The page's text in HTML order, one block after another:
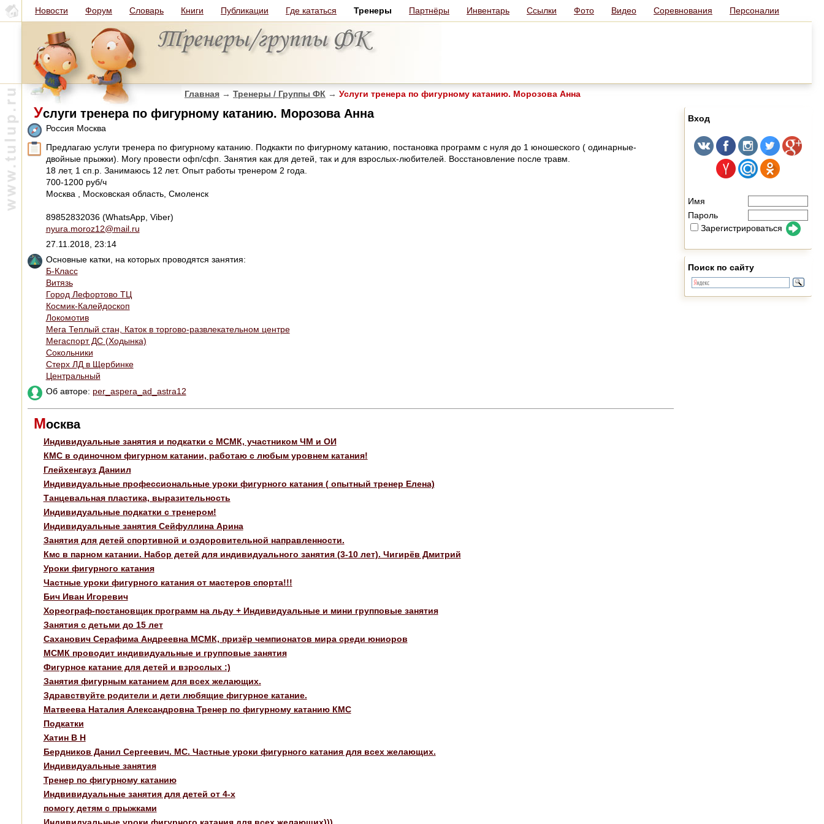
Новости Форум Словарь Книги Публикации Где кататься Тренеры Партнёры Инвентарь Ссылки Фото Видео Соревнования Персоналии
Главная → Тренеры / Группы ФК → Услуги тренера по фигурному катанию. Морозова Анна
Услуги тренера по фигурному катанию. Морозова Анна
Россия Москва
Предлагаю услуги тренера по фигурному катанию. Подкакти по фигурному катанию, постановка программ с нуля до 1 юношеского ( одинарные-
двойные прыжки). Могу провести офп/сфп. Занятия как для детей, так и для взрослых-любителей. Восстановление после травм.
18 лет, 1 сп.р. Занимаюсь 12 лет. Опыт работы тренером 2 года.
700-1200 руб/ч
Москва , Московская область, Смоленск
89852832036 (WhatsApp, Viber)
nyura.moroz12@mail.ru
27.11.2018, 23:14
Основные катки, на которых проводятся занятия:
Б-Класс
Витязь
Город Лефортово ТЦ
Космик-Калейдоскоп
Локомотив
Мега Теплый стан, Каток в торгово-развлекательном центре
Мегаспорт ДС (Ходынка)
Сокольники
Стерх ЛД в Щербинке
Центральный
Об авторе: per_aspera_ad_astra12
Москва
Индивидуальные занятия и подкатки с МСМК, участником ЧМ и ОИ
КМС в одиночном фигурном катании, работаю с любым уровнем катания!
Глейхенгауз Даниил
Индивидуальные профессиональные уроки фигурного катания ( опытный тренер Елена)
Танцевальная пластика, выразительность
Индивидуальные подкатки с тренером!
Индивидуальные занятия Сейфуллина Арина
Занятия для детей спортивной и оздоровительной направленности.
Кмс в парном катании. Набор детей для индивидуального занятия (3-10 лет). Чигирёв Дмитрий
Уроки фигурного катания
Частные уроки фигурного катания от мастеров спорта!!!
Бич Иван Игоревич
Хореограф-постановщик программ на льду + Индивидуальные и мини групповые занятия
Занятия с детьми до 15 лет
Саханович Серафима Андреевна МСМК, призёр чемпионатов мира среди юниоров
МСМК проводит индивидуальные и групповые занятия
Фигурное катание для детей и взрослых :)
Занятия фигурным катанием для всех желающих.
Здравствуйте родители и дети любящие фигурное катание.
Матвеева Наталия Александровна Тренер по фигурному катанию КМС
Подкатки
Хатин В Н
Бердников Данил Сергеевич. МС. Частные уроки фигурного катания для всех желающих.
Индивидуальные занятия
Тренер по фигурному катанию
Индвивидуальные занятия для детей от 4-х
помогу детям с прыжками
Индивидуальные уроки фигурного катания для всех желающих)))
Вход
Имя
Пароль
Зарегистрироваться
Поиск по сайту